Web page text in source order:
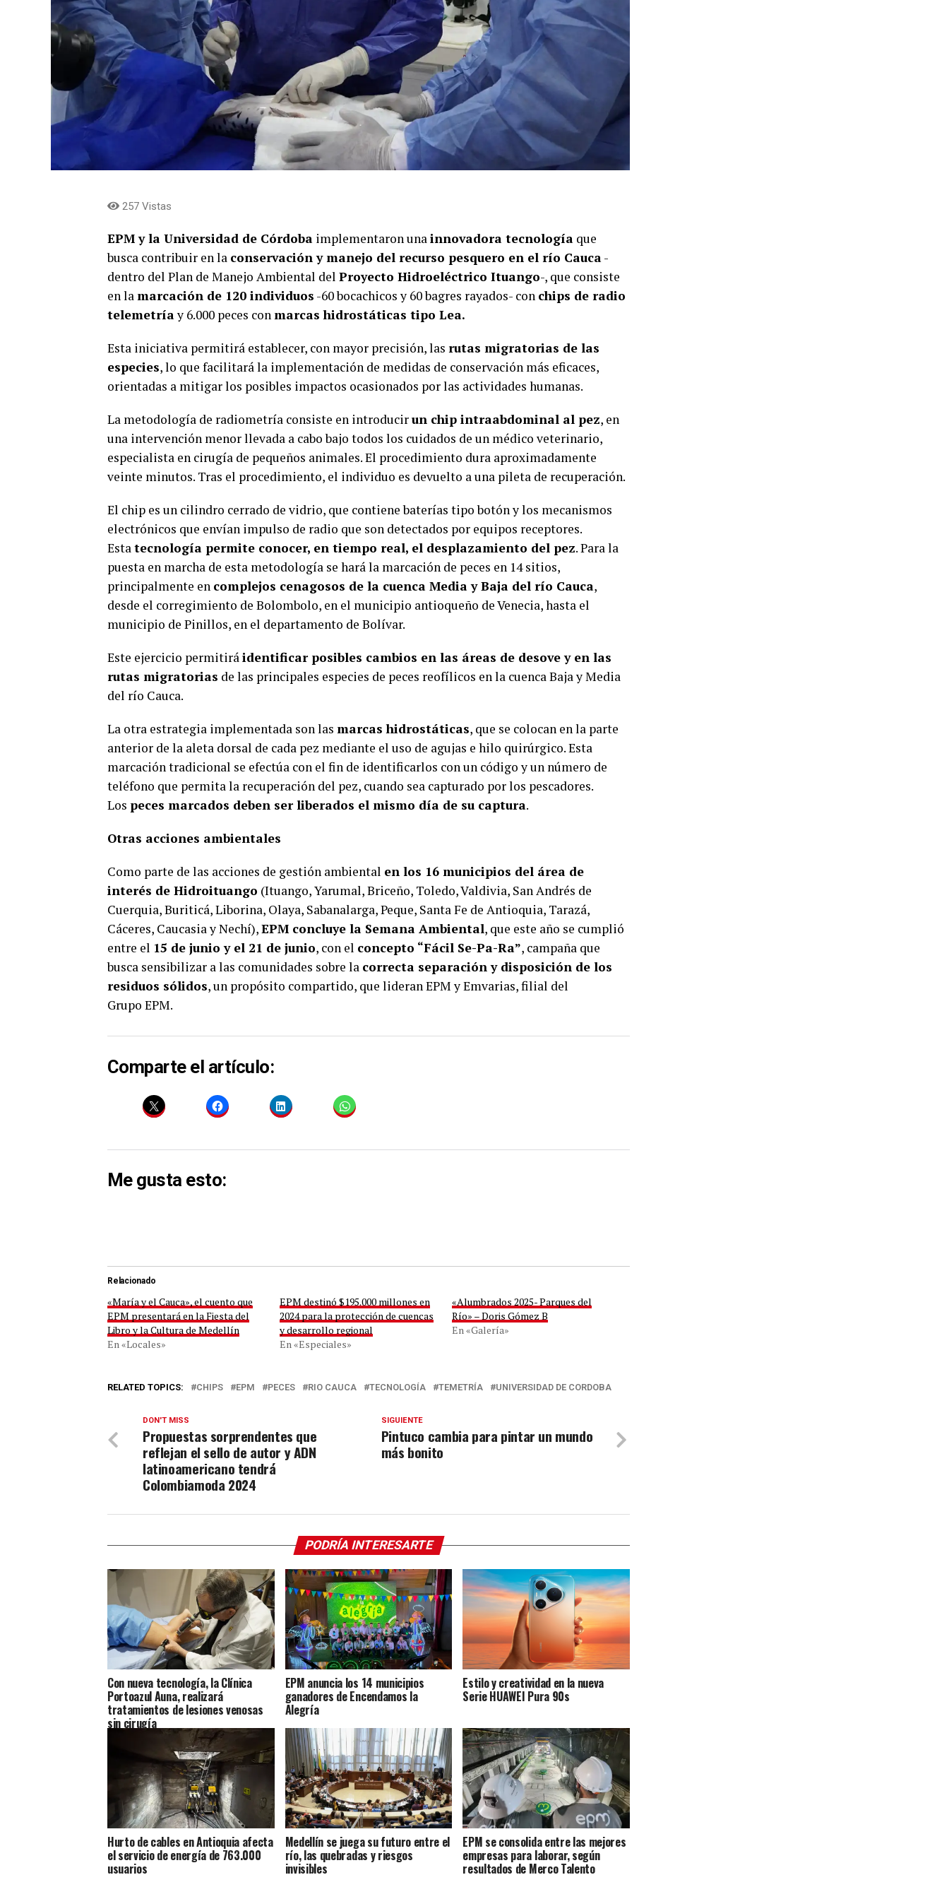
257 Vistas
EPM y la Universidad de Córdoba implementaron unainnovadora tecnología que
busca contribuir en la conservación y manejo del recurso pesquero en el río Cauca-
dentro del Plan de Manejo Ambiental del Proyecto Hidroeléctrico Ituango-, que consiste
en lamarcación de 120 individuos -60 bocachicos y 60 bagres rayados- con chips de radio
telemetríay 6.000 peces conmarcas hidrostáticas tipo Lea.
Esta iniciativa permitirá establecer, con mayor precisión, las rutas migratorias de las
especies, lo que facilitará la implementación de medidas de conservación más eficaces,
orientadas a mitigar los posibles impactos ocasionados por las actividades humanas.
La metodología de radiometría consiste en introducirun chip intraabdominal al pez, en
una intervención menor llevada a cabo bajo todos los cuidados de un médico veterinario,
especialista en cirugía de pequeños animales. El procedimiento dura aproximadamente
veinte minutos. Tras el procedimiento, el individuo es devuelto a una pileta de recuperación.
El chip es un cilindro cerrado de vidrio, que contiene baterías tipo botón y los mecanismos
electrónicos que envían impulso de radio que son detectados por equipos receptores.
Estatecnología permite conocer, en tiempo real, el desplazamiento del pez. Para la
puesta en marcha de esta metodología se hará la marcación de peces en 14 sitios,
principalmente en complejos cenagosos de la cuenca Media y Baja del río Cauca,
desde el corregimiento de Bolombolo, en el municipio antioqueño de Venecia, hasta el
municipio de Pinillos, en el departamento de Bolívar.
Este ejercicio permitiráidentificar posibles cambios en las áreas de desove y en las
rutas migratorias de las principales especies de peces reofílicos en la cuenca Baja y Media
del río Cauca.
La otra estrategia implementada son las marcas hidrostáticas, que se colocan en la parte
anterior de la aleta dorsal de cada pez mediante el uso de agujas e hilo quirúrgico. Esta
marcación tradicional se efectúa con el fin de identificarlos con un código y un número de
teléfono que permita la recuperación del pez, cuando sea capturado por los pescadores.
Los peces marcados deben ser liberados el mismo día de su captura.
Otras acciones ambientales
Como parte de las acciones de gestión ambiental en los 16 municipios del área de
interés de Hidroituango (Ituango, Yarumal, Briceño, Toledo, Valdivia, San Andrés de
Cuerquia, Buriticá, Liborina, Olaya, Sabanalarga, Peque, Santa Fe de Antioquia, Tarazá,
Cáceres, Caucasia y Nechí),EPM concluye la Semana Ambiental, que este año se cumplió
entre el 15 de junio y el 21 de junio, con el concepto “Fácil Se-Pa-Ra”, campaña que
busca sensibilizar a las comunidades sobre la correcta separación y disposición de los
residuos sólidos, un propósito compartido, que lideran EPM y Emvarias, filial del
Grupo EPM.
Comparte el artículo:
Me gusta esto:
Relacionado
«María y el Cauca», el cuento que
EPM presentará en la Fiesta del
Libro y la Cultura de Medellín
En «Locales»
EPM destinó $195.000 millones en
2024 para la protección de cuencas
y desarrollo regional
En «Especiales»
«Alumbrados 2025- Parques del
Río» – Doris Gómez B
En «Galería»
RELATED TOPICS: CHIPS EPM PECES RIO CAUCA TECNOLOGÍA TEMETRÍA UNIVERSIDAD DE CORDOBA
SIGUIENTE
Pintuco cambia para pintar un mundo
más bonito
DON'T MISS
Propuestas sorprendentes que
reflejan el sello de autor y ADN
latinoamericano tendrá
Colombiamoda 2024
PODRÍA INTERESARTE
Con nueva tecnología, la Clínica
Portoazul Auna, realizará
tratamientos de lesiones venosas
sin cirugía
EPM anuncia los 14 municipios
ganadores de Encendamos la
Alegría
Estilo y creatividad en la nueva
Serie HUAWEI Pura 90s
Hurto de cables en Antioquia afecta
el servicio de energía de 763.000
usuarios
Medellín se juega su futuro entre el
río, las quebradas y riesgos
invisibles
EPM se consolida entre las mejores
empresas para laborar, según
resultados de Merco Talento